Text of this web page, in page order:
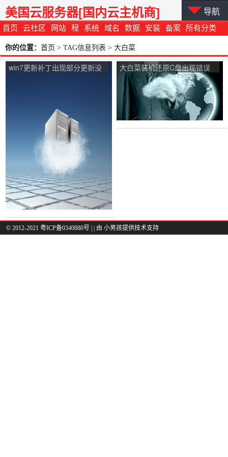
首页 云社区 网站 程 系统 域名 数据 安装 备案 所有分类
美国云服务器[国内云主机商] 导航
你的位置： 首页 > TAG信息列表 > 大白菜
win7更新补丁出现部分更新没
大白菜装机还原C盘出现错误
代码这是什么原因？
© 2012-2021 粤ICP备0340880号 | | 由 小男孩提供技术支持